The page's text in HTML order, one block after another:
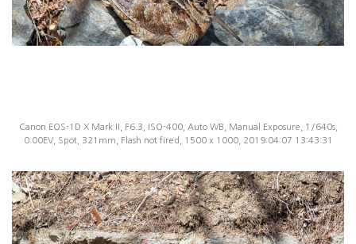
Canon EOS-1D X Mark II, F6.3, ISO-400, Auto WB, Manual Exposure, 1/640s,
0.00EV, Spot, 321mm, Flash not fired, 1500 x 1000, 2019:04:07 13:43:31